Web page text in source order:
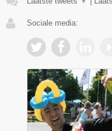
Sociale media: